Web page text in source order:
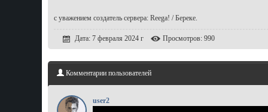
с уважением создатель сервера: Reega! / Береке.
Дата: 7 февраля 2024 г Просмотров: 990
Комментарии пользователей
user2